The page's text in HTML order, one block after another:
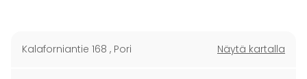
Kalaforniantie 168 , Pori Näytä kartalla